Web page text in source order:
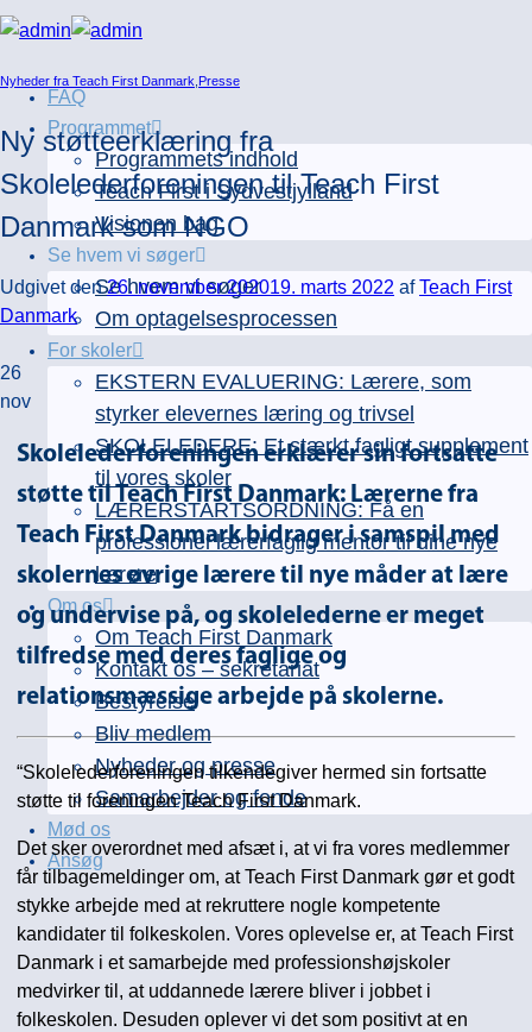
FAQ
Programmet
Programmets indhold
Teach First i Sydvestjylland
Visionen bag
Se hvem vi søger
Se hvem vi søger
Om optagelsesprocessen
For skoler
EKSTERN EVALUERING: Lærere, som
styrker elevernes læring og trivsel
SKOLELEDERE: Et stærkt fagligt supplement
til vores skoler
LÆRERSTARTSORDNING: Få en
professionel lærerfaglig mentor til dine nye
lærere
Om os
Om Teach First Danmark
Kontakt os – sekretariat
Bestyrelse
Bliv medlem
Nyheder og presse
Samarbejder og fonde
Mød os
Ansøg
Nyheder fra Teach First Danmark Presse
Ny støtteerklæring fra
Skolelederforeningen til Teach First
Danmark som NGO
Udgivet den26. november 202019. marts 2022 afTeach First
Danmark
26
nov
Skolelederforeningen erklærer sin fortsatte
støtte til Teach First Danmark: Lærerne fra
Teach First Danmark bidrager i samspil med
skolernes øvrige lærere til nye måder at lære
og undervise på, og skolelederne er meget
tilfredse med deres faglige og
relationsmæssige arbejde på skolerne.
“Skolelederforeningen tilkendegiver hermed sin fortsatte
støtte til foreningen Teach First Danmark.
Det sker overordnet med afsæt i, at vi fra vores medlemmer
får tilbagemeldinger om, at Teach First Danmark gør et godt
stykke arbejde med at rekruttere nogle kompetente
kandidater til folkeskolen. Vores oplevelse er, at Teach First
Danmark i et samarbejde med professionshøjskoler
medvirker til, at uddannede lærere bliver i jobbet i
folkeskolen. Desuden oplever vi det som positivt at en